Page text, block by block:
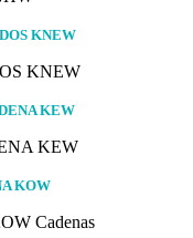
KNEW
KEW
KOW